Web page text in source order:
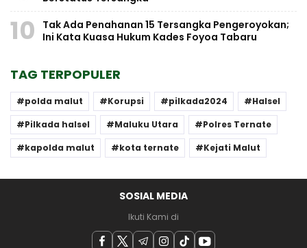
10
Tak Ada Penahanan 15 Tersangka Pengeroyokan;
Ini Kata Kuasa Hukum Kades Foyoa Tabaru
TAG TERPOPULER
polda malut Korupsi pilkada2024
Halsel
Pilkada halsel
Maluku Utara
Polres Ternate
kapolda malut
kota ternate Kejati Malut
SOSIAL MEDIA
Ikuti Kami di